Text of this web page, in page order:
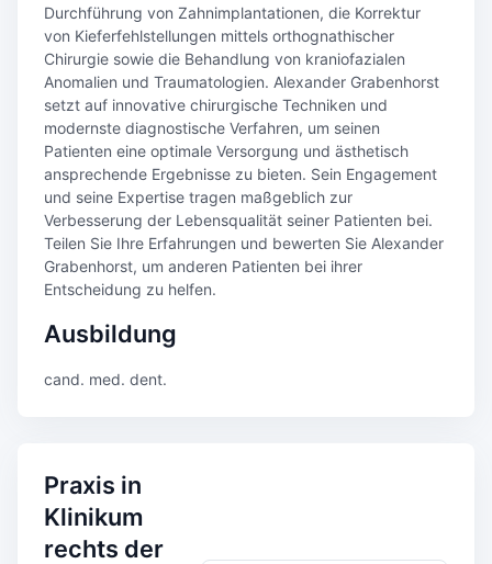
Durchführung von Zahnimplantationen, die Korrektur
von Kieferfehlstellungen mittels orthognathischer
Chirurgie sowie die Behandlung von kraniofazialen
Anomalien und Traumatologien. Alexander Grabenhorst
setzt auf innovative chirurgische Techniken und
modernste diagnostische Verfahren, um seinen
Patienten eine optimale Versorgung und ästhetisch
ansprechende Ergebnisse zu bieten. Sein Engagement
und seine Expertise tragen maßgeblich zur
Verbesserung der Lebensqualität seiner Patienten bei.
Teilen Sie Ihre Erfahrungen und bewerten Sie Alexander
Grabenhorst, um anderen Patienten bei ihrer
Entscheidung zu helfen.
Ausbildung
cand. med. dent.
Praxis in
Klinikum
rechts der